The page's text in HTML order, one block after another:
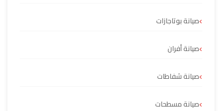
صيانة بوتاجازات
صيانة أفران
صيانة شفاطات
صيانة مسطحات